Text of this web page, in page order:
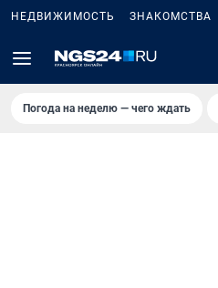
НЕДВИЖИМОСТЬ ЗНАКОМСТВА
Погода на неделю — чего ждать